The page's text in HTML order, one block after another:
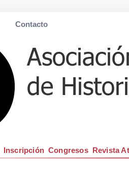
Contacto
Inscripción Congresos Revista